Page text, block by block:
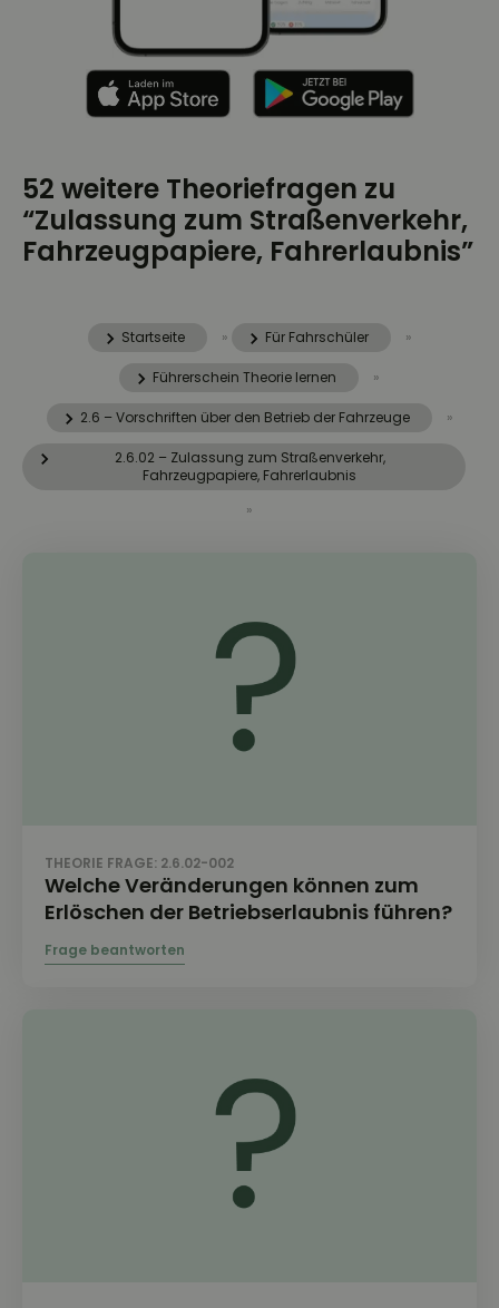
52 weitere Theoriefragen zu
“Zulassung zum Straßenverkehr,
Fahrzeugpapiere, Fahrerlaubnis”
Startseite » Für Fahrschüler »
Führerschein Theorie lernen »
2.6 – Vorschriften über den Betrieb der Fahrzeuge »
2.6.02 – Zulassung zum Straßenverkehr,
Fahrzeugpapiere, Fahrerlaubnis
»
THEORIE FRAGE: 2.6.02-002
Welche Veränderungen können zum
Erlöschen der Betriebserlaubnis führen?